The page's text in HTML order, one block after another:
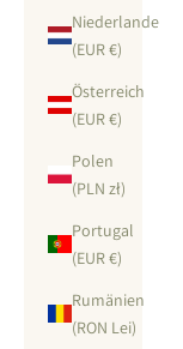
Niederlande
(EUR €)
Österreich
(EUR €)
Polen
(PLN zł)
Portugal
(EUR €)
Rumänien
(RON Lei)